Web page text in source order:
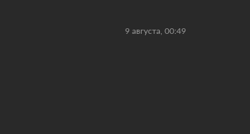
9 августа, 00:49